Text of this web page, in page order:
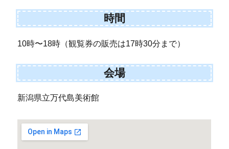
時間
10時〜18時（観覧券の販売は17時30分まで）
会場
新潟県立万代島美術館